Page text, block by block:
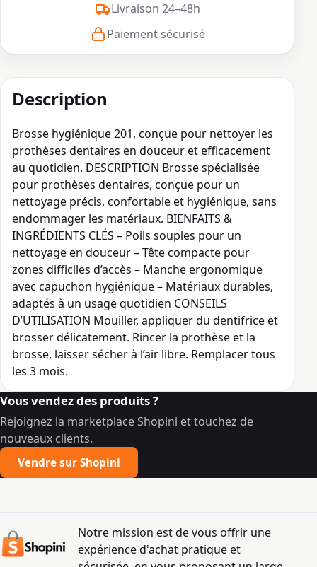
Livraison 24–48h
Paiement sécurisé
Description
Brosse hygiénique 201, conçue pour nettoyer les
prothèses dentaires en douceur et efficacement
au quotidien. DESCRIPTION Brosse spécialisée
pour prothèses dentaires, conçue pour un
nettoyage précis, confortable et hygiénique, sans
endommager les matériaux. BIENFAITS &
INGRÉDIENTS CLÉS – Poils souples pour un
nettoyage en douceur – Tête compacte pour
zones difficiles d’accès – Manche ergonomique
avec capuchon hygiénique – Matériaux durables,
adaptés à un usage quotidien CONSEILS
D’UTILISATION Mouiller, appliquer du dentifrice et
brosser délicatement. Rincer la prothèse et la
brosse, laisser sécher à l’air libre. Remplacer tous
les 3 mois.
Vous vendez des produits ?
Rejoignez la marketplace Shopini et touchez de
nouveaux clients.
Vendre sur Shopini
Notre mission est de vous offrir une
expérience d'achat pratique et